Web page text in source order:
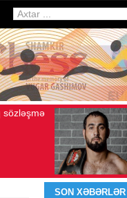
Azərbaycan
idmançılarının
dələduzluq əməlləri
davam edir. Son 5
ildə bu, ənənəyə
çevrilib…
Baxış sayı: 136
SON XƏBƏRLƏR